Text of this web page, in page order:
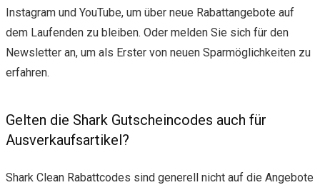
Instagram und YouTube, um über neue Rabattangebote auf
dem Laufenden zu bleiben. Oder melden Sie sich für den
Newsletter an, um als Erster von neuen Sparmöglichkeiten zu
erfahren.
Gelten die Shark Gutscheincodes auch für
Ausverkaufsartikel?
Shark Clean Rabattcodes sind generell nicht auf die Angebote